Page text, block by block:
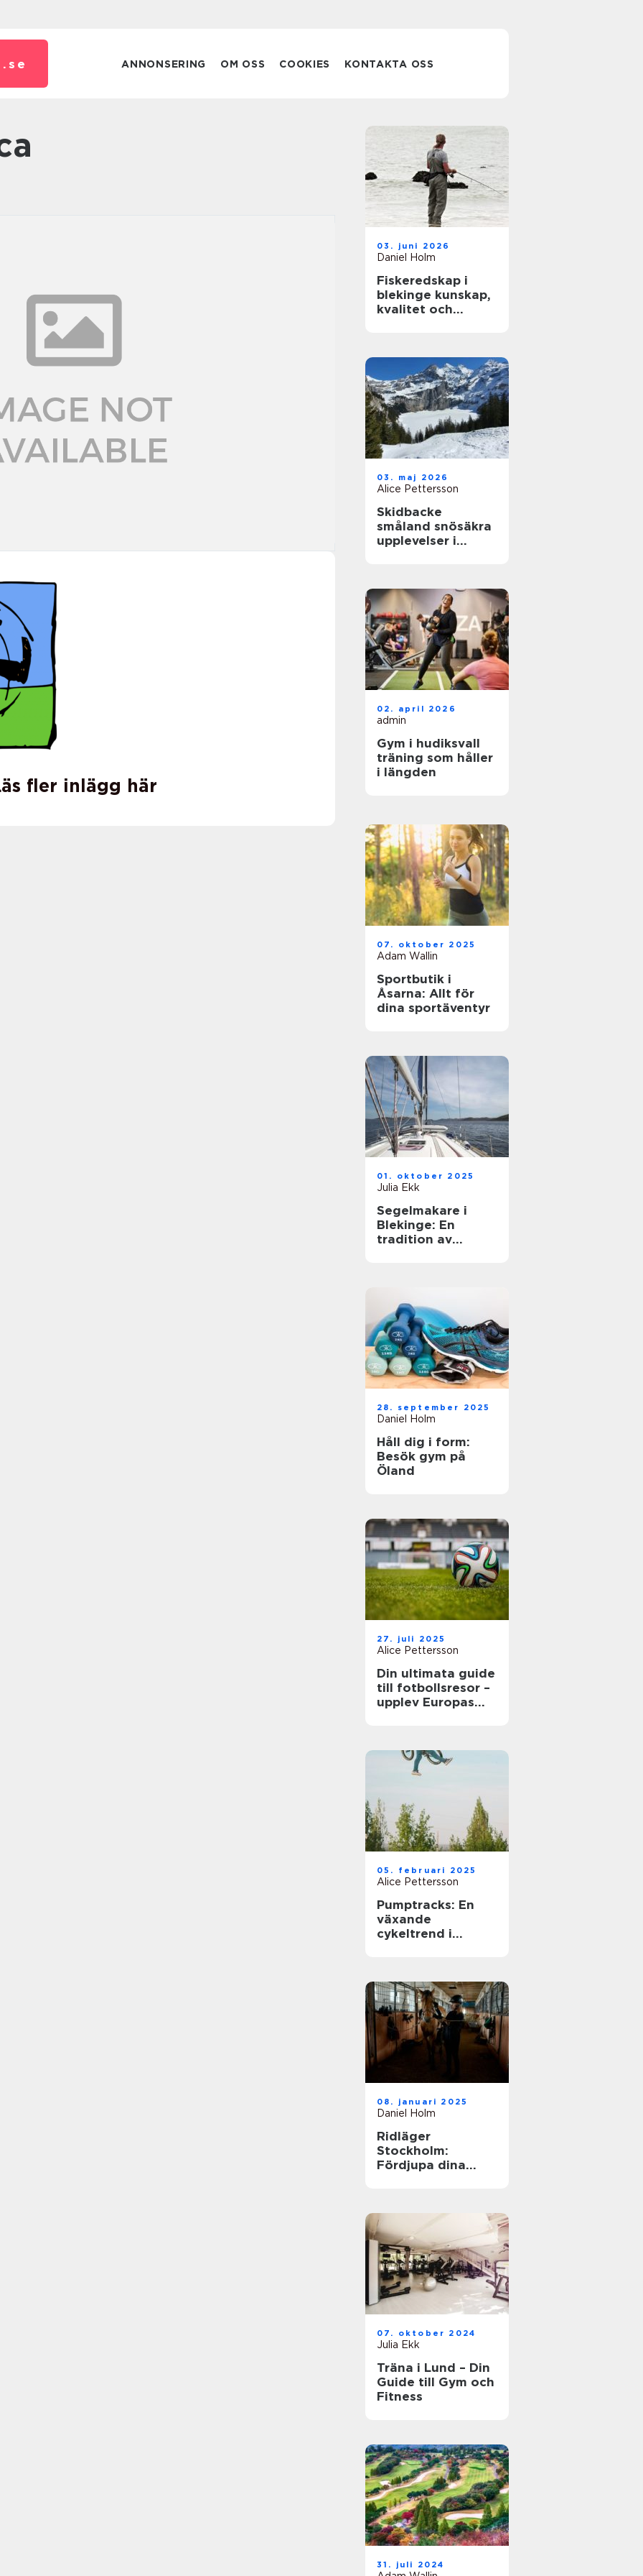
se ANNONSERING OM OSS COOKIES KONTAKTA OSS
fler inlägg här
03. juni 2026
Daniel Holm
Fiskeredskap i
blekinge kunskap,
kvalitet och
03. maj 2026
Alice Pettersson
Skidbacke
småland snösäkra
upplevelser i
02. april 2026
admin
Gym i hudiksvall
träning som håller
i längden
07. oktober 2025
Adam Wallin
Sportbutik i
Åsarna: Allt för
dina sportäventyr
01. oktober 2025
Julia Ekk
Segelmakare i
Blekinge: En
tradition av
28. september 2025
Daniel Holm
Håll dig i form:
Besök gym på
Öland
27. juli 2025
Alice Pettersson
Din ultimata guide
till fotbollsresor –
upplev Europas
05. februari 2025
Alice Pettersson
Pumptracks: En
växande
cykeltrend i
08. januari 2025
Daniel Holm
Ridläger
Stockholm:
Fördjupa dina
07. oktober 2024
Julia Ekk
Träna i Lund – Din
Guide till Gym och
Fitness
31. juli 2024